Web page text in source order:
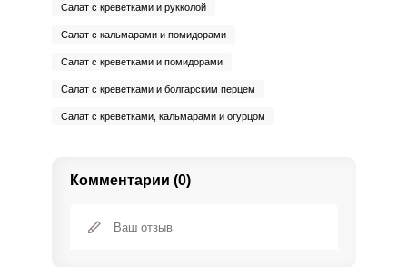
Салат с креветками и рукколой
Салат с кальмарами и помидорами
Салат с креветками и помидорами
Салат с креветками и болгарским перцем
Салат с креветками, кальмарами и огурцом
Комментарии (0)